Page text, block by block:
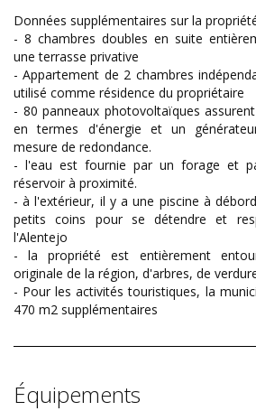
Données supplémentaires sur la
- 8 chambres doubles en suite
une terrasse privative
- Appartement de 2 chambres
utilisé comme résidence du propriétaire
- 80 panneaux photovoltaïques
en termes d'énergie et un
mesure de redondance.
- l'eau est fournie par un forage et
réservoir à proximité.
- à l'extérieur, il y a une piscine à
petits coins pour se détendre et
l'Alentejo
- la propriété est entièrement
originale de la région, d'arbres, de
- Pour les activités touristiques, la
470 m2 supplémentaires
Équipements